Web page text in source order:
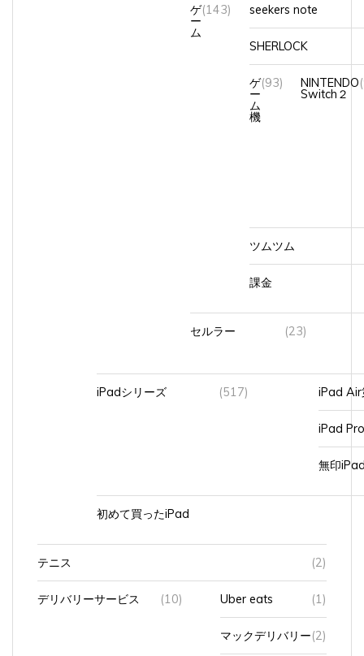
ー
ム
SHERLOCK
ゲ
ー
ム
機
(93) NINTENDO
Switch２
課金
(23)
iPadシリーズ (517) iPad Air
iPad Pro
無印
初めて買ったiPad
(2)
デリバリーサービス (10) Uber eats (1)
(2)